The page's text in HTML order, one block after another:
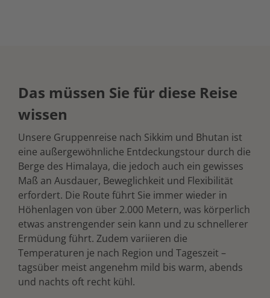
Das müssen Sie für diese Reise
wissen
Unsere Gruppenreise nach Sikkim und Bhutan ist
eine außergewöhnliche Entdeckungstour durch die
Berge des Himalaya, die jedoch auch ein gewisses
Maß an Ausdauer, Beweglichkeit und Flexibilität
erfordert. Die Route führt Sie immer wieder in
Höhenlagen von über 2.000 Metern, was körperlich
etwas anstrengender sein kann und zu schnellerer
Ermüdung führt. Zudem variieren die
Temperaturen je nach Region und Tageszeit –
tagsüber meist angenehm mild bis warm, abends
und nachts oft recht kühl.